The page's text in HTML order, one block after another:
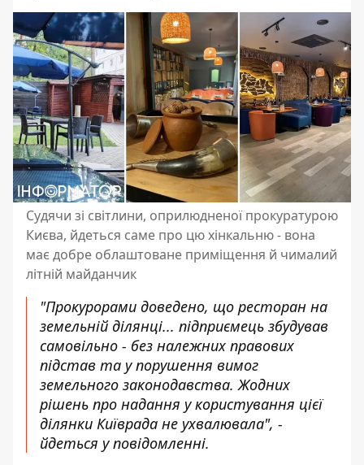
Судячи зі світлини, оприлюдненої прокуратурою
Києва, йдеться саме про цю хінкальню - вона
має добре облаштоване приміщення й чималий
літній майданчик
"Прокурорами доведено, що ресторан на
земельній ділянці... підприємець збудував
самовільно - без належних правових
підстав та у порушення вимог
земельного законодавства. Жодних
рішень про надання у користування цієї
ділянки Київрада не ухвалювала", -
йдеться у повідомленні.